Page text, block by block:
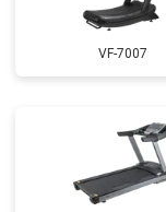
VF-7007